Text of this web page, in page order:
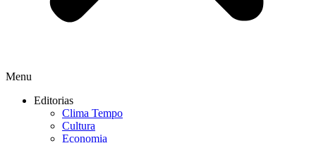
Menu
Editorias
Clima Tempo
Cultura
Economia